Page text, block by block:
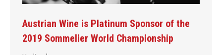
Austrian Wine is Platinum Sponsor of the
2019 Sommelier World Championship